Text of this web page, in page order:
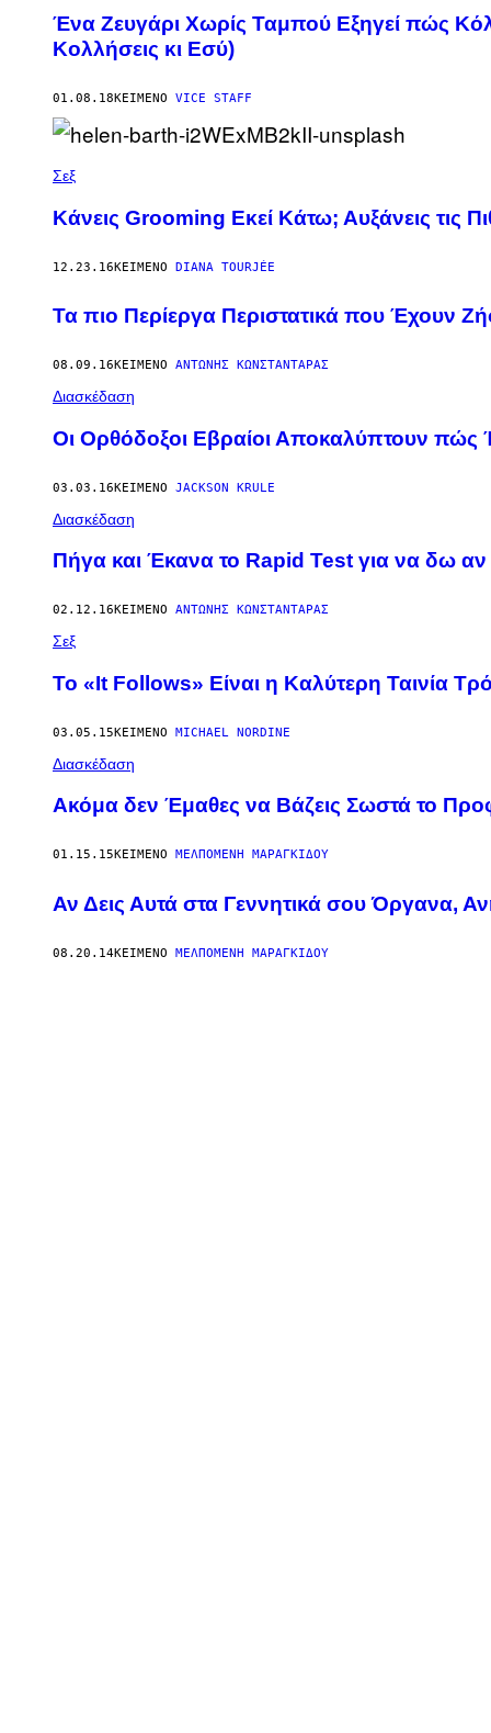
Ένα Ζευγάρι Χωρίς Ταμπού Εξηγεί πώς
Κολλήσεις κι Εσύ)
01.08.18ΚΕΊΜΕΝΟ VICE STAFF
Σεξ
Κάνεις Grooming Εκεί Κάτω; Αυξάνεις τις
12.23.16ΚΕΊΜΕΝΟ DIANA TOURJÉE
Τα πιο Περίεργα Περιστατικά που Έχουν
08.09.16ΚΕΊΜΕΝΟ ΑΝΤΏΝΗΣ ΚΩΝΣΤΑΝΤΆΡΑΣ
Διασκέδαση
Οι Ορθόδοξοι Εβραίοι Αποκαλύπτουν πώς
03.03.16ΚΕΊΜΕΝΟ JACKSON KRULE
Διασκέδαση
Πήγα και Έκανα το Rapid Test για να δω αν
02.12.16ΚΕΊΜΕΝΟ ΑΝΤΏΝΗΣ ΚΩΝΣΤΑΝΤΆΡΑΣ
Σεξ
To «It Follows» Είναι η Καλύτερη Ταινία
03.05.15ΚΕΊΜΕΝΟ MICHAEL NORDINE
Διασκέδαση
Ακόμα δεν Έμαθες να Βάζεις Σωστά το
01.15.15ΚΕΊΜΕΝΟ ΜΕΛΠΟΜΈΝΗ ΜΑΡΑΓΚΊΔΟΥ
Αν Δεις Αυτά στα Γεννητικά σου Όργανα,
08.20.14ΚΕΊΜΕΝΟ ΜΕΛΠΟΜΈΝΗ ΜΑΡΑΓΚΊΔΟΥ